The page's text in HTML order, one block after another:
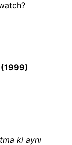
(1999)
ki aynı